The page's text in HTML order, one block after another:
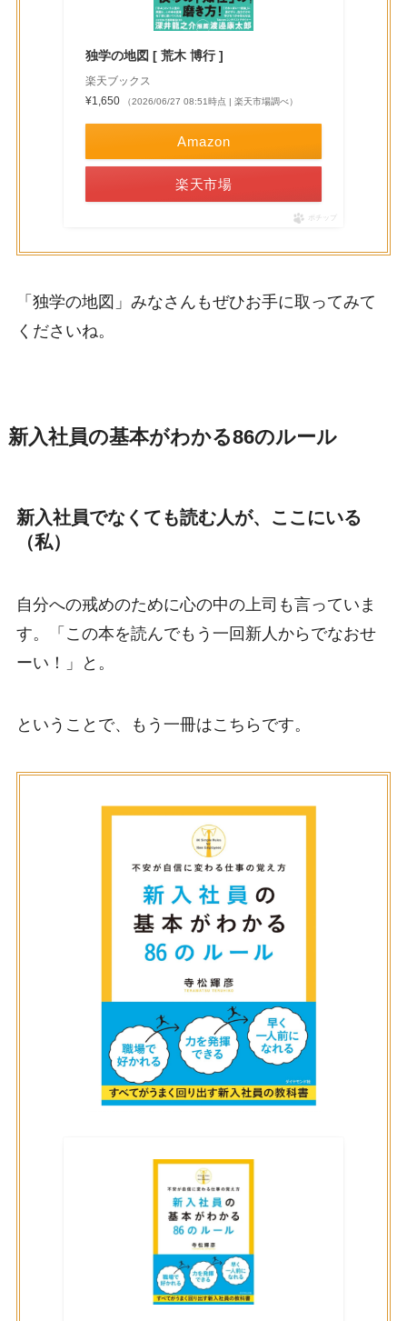
独学の地図 [ 荒木 博行 ]
楽天ブックス
¥1,650
（2026/06/27 08:51時点 | 楽天市場調べ）
Amazon
楽天市場
ポチップ
「独学の地図」みなさんもぜひお手に取ってみて
くださいね。
新入社員の基本がわかる86のルール
新入社員でなくても読む人が、ここにいる
（私）
自分への戒めのために心の中の上司も言っていま
す。「この本を読んでもう一回新人からでなおせ
ーい！」と。
ということで、もう一冊はこちらです。